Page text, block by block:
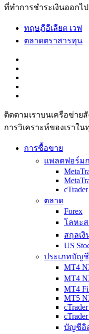
ที่ทำการชำระเงินออกไป
ทฤษฏีอีเลียต เวฟ
ตลาดตราสารทุน
ติดตามเราบนเครือข่าย
การวิเ­คราะห์ของเราใ
การซื้อขาย
แพลตฟอร์ม
cTrader
ตลาด
Forex
โลหะ
สกุลเ
US
ประเภทบัญชี
MT4
MT4
MT4
MT5
บัญชีอิ